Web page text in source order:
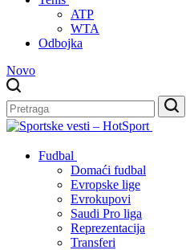
ATP
WTA
Odbojka
Novo
Fudbal
Domaći fudbal
Evropske lige
Evrokupovi
Saudi Pro liga
Reprezentacija
Transferi